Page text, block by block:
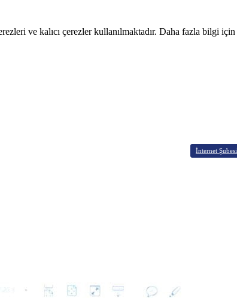
ve kalıcı çerezler kullanılmaktadır. Daha fazla bilgi için
İnternet Şubesi